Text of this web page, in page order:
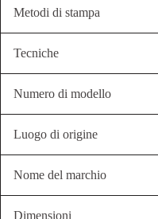
Metodi di stampa
Tecniche
Numero di modello
Luogo di origine
Nome del marchio
Dimensioni